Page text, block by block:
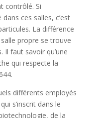
contrôlé. Si
ces salles, c’est
La différence
propre se trouve
Il faut savoir qu’une
qui respecte la
différents employés
s’inscrit dans le
de la